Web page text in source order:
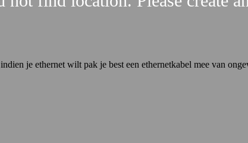
je ethernet wilt pak je best een ethernetkabel mee van